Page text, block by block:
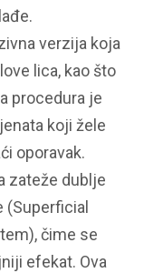
verzija koja
lica, kao što
procedura je
koji žele
oporavak.
zateže dublje
(Superficial
čime se
efekat. Ova